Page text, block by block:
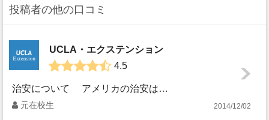
投稿者の他の口コミ
UCLA・エクステンション
4.5
治安について アメリカの治安は気にされる方がほとんどだと思います。実際、わたしが帰国して１週間後にわたしもなんどと行っていたハリウッドのメインストリート...
元在校生 2014/12/02